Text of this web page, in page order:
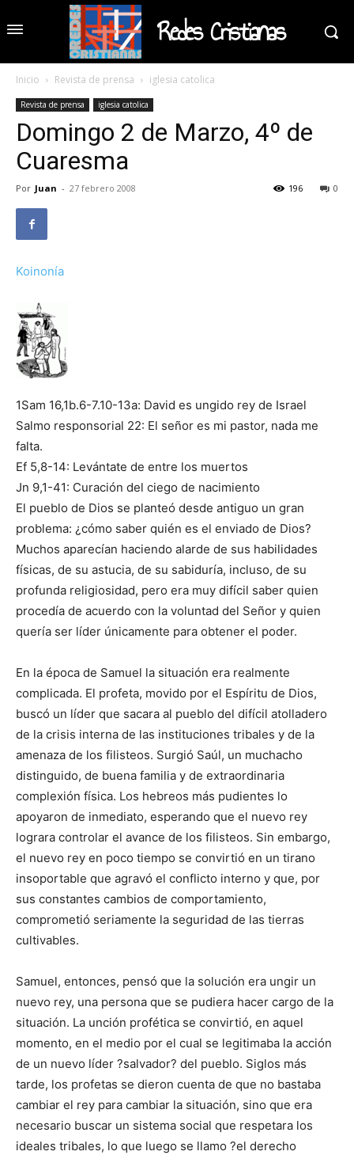
Redes Cristianas
Inicio Revista de prensa iglesia catolica
Revista de prensa iglesia catolica
Domingo 2 de Marzo, 4º de
Cuaresma
Por Juan - 27 febrero 2008 0
196
Koinonía
1Sam 16,1b.6-7.10-13a: David es ungido rey de Israel
Salmo responsorial 22: El señor es mi pastor, nada me
falta.
Ef 5,8-14: Levántate de entre los muertos
Jn 9,1-41: Curación del ciego de nacimiento
El pueblo de Dios se planteó desde antiguo un gran
problema: ¿cómo saber quién es el enviado de Dios?
Muchos aparecían haciendo alarde de sus habilidades
físicas, de su astucia, de su sabiduría, incluso, de su
profunda religiosidad, pero era muy difícil saber quien
procedía de acuerdo con la voluntad del Señor y quien
quería ser líder únicamente para obtener el poder.
En la época de Samuel la situación era realmente
complicada. El profeta, movido por el Espíritu de Dios,
buscó un líder que sacara al pueblo del difícil atolladero
de la crisis interna de las instituciones tribales y de la
amenaza de los filisteos. Surgió Saúl, un muchacho
distinguido, de buena familia y de extraordinaria
complexión física. Los hebreos más pudientes lo
apoyaron de inmediato, esperando que el nuevo rey
lograra controlar el avance de los filisteos. Sin embargo,
el nuevo rey en poco tiempo se convirtió en un tirano
insoportable que agravó el conflicto interno y que, por
sus constantes cambios de comportamiento,
comprometió seriamente la seguridad de las tierras
cultivables.
Samuel, entonces, pensó que la solución era ungir un
nuevo rey, una persona que se pudiera hacer cargo de la
situación. La unción profética se convirtió, en aquel
momento, en el medio por el cual se legitimaba la acción
de un nuevo líder ?salvador? del pueblo. Siglos más
tarde, los profetas se dieron cuenta de que no bastaba
cambiar el rey para cambiar la situación, sino que era
necesario buscar un sistema social que respetara los
ideales tribales, lo que luego se llamo ?el derecho